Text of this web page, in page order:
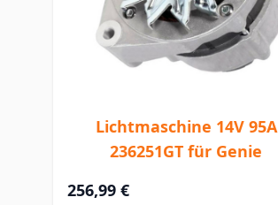
Lichtmaschine 14V 95A
236251GT für Genie
256,99 €